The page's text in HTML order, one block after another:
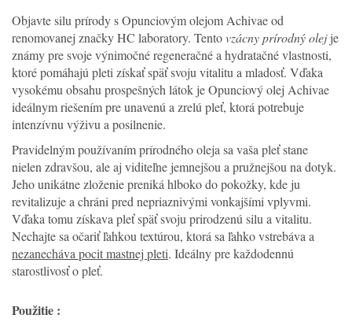
Objavte silu prírody s Opunciovým olejom Achivae od
renomovanej značky HC laboratory. Tentovzácny prírodný olejje
známy pre svoje výnimočné regeneračné a hydratačné vlastnosti,
ktoré pomáhajú pleti získať späť svoju vitalitu a mladosť. Vďaka
vysokému obsahu prospešných látok je Opunciový olej Achivae
ideálnym riešením pre unavenú a zrelú pleť, ktorá potrebuje
intenzívnu výživu a posilnenie.
Pravidelným používaním prírodného oleja sa vaša pleť stane
nielen zdravšou, ale aj viditeľne jemnejšou a pružnejšou na dotyk.
Jeho unikátne zloženie preniká hlboko do pokožky, kde ju
revitalizuje a chráni pred nepriaznivými vonkajšími vplyvmi.
Vďaka tomu získava pleť späť svoju prirodzenú silu a vitalitu.
Nechajte sa očariť ľahkou textúrou, ktorá sa ľahko vstrebáva a
nezanecháva pocit mastnej pleti. Ideálny pre každodennú
starostlivosť o pleť.
Použitie :